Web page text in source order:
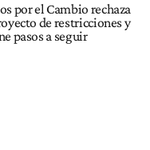
por el Cambio rechaza
de restricciones y
pasos a seguir